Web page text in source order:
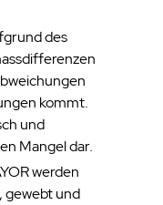
des
kommt.
und
Mangel dar.
werden
gewebt und